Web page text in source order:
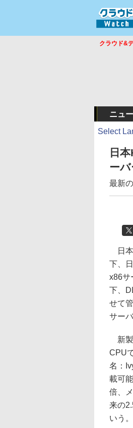
クラウド&
ニュ
Select
日
ー
最新
日本
下、
x86サ
下、
せて
サー
新製
CPU
名：
載可
倍、
来の
いう。